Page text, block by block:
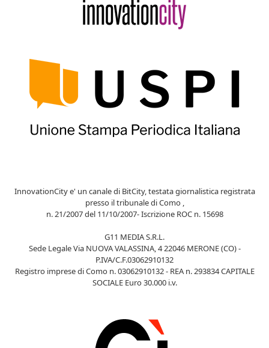
InnovationCity e' un canale di BitCity, testata giornalistica registrata
presso il tribunale di Como ,
n. 21/2007 del 11/10/2007- Iscrizione ROC n. 15698
G11 MEDIA S.R.L.
Sede Legale Via NUOVA VALASSINA, 4 22046 MERONE (CO) -
P.IVA/C.F.03062910132
Registro imprese di Como n. 03062910132 - REA n. 293834 CAPITALE
SOCIALE Euro 30.000 i.v.